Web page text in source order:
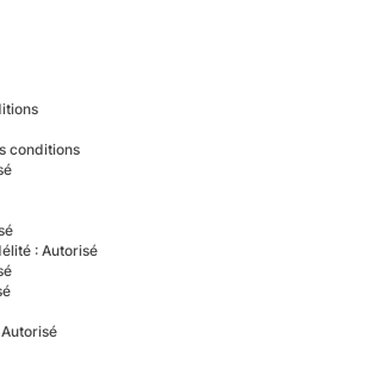
conditions
: Autorisé
Autorisé